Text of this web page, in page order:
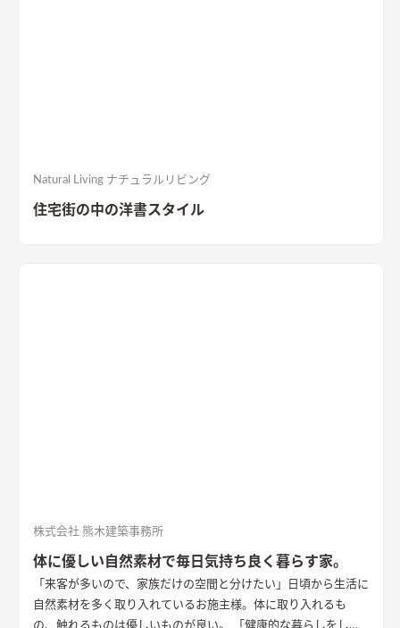
Natural Living ナチュラルリビング
住宅街の中の洋書スタイル
株式会社 熊木建築事務所
体に優しい自然素材で毎日気持ち良く暮らす家。
「来客が多いので、家族だけの空間と分けたい」
日頃から生活に
自然素材を多く取り入れているお施主様。体に取り入れるも